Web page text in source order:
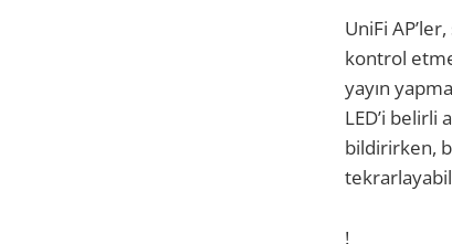
UniFi
kontrol
yayın
LED’i belirli
bildirirken,
!